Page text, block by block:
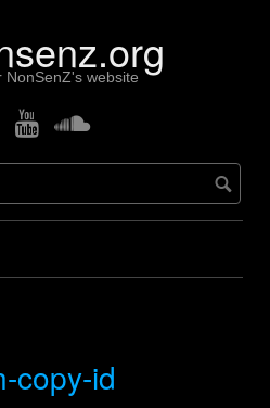
NonSenZ's website
YoutubeSoundcloud
copy-id